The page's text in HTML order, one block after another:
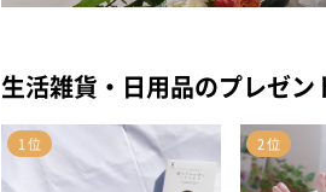
生活雑貨・日用品のプレゼ